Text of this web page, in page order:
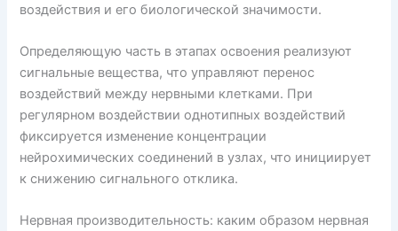
воздействия и его биологической значимости.
Определяющую часть в этапах освоения реализуют
сигнальные вещества, что управляют перенос
воздействий между нервными клетками. При
регулярном воздействии однотипных воздействий
фиксируется изменение концентрации
нейрохимических соединений в узлах, что инициирует
к снижению сигнального отклика.
Нервная производительность: каким образом нервная